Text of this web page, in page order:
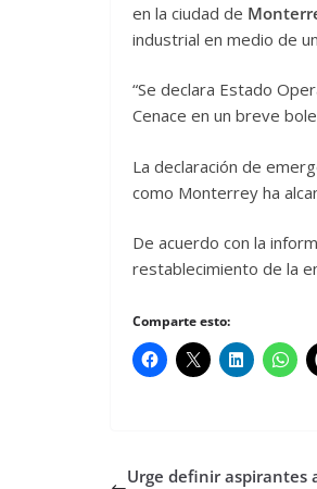
en la ciudad de
industrial en medio de
“Se declara Estado
Cenace en un breve
La declaración de
como Monterrey ha
De acuerdo con la
restablecimiento de la
Comparte esto:
Urge definir aspirantes